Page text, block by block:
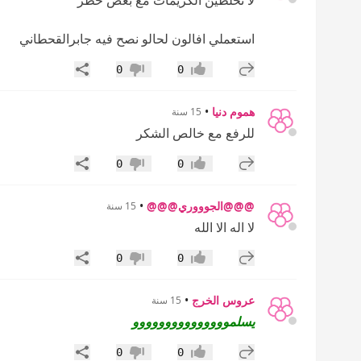
استعملي افالون لحالو نصح فيه جابرالقحطاني
إضافة رد جديد
إعجاب0 عدم إعجاب
0 مشاركة
هموم دنيا • 15 سنة
للرفع مع خالص الشكر
إضافة رد جديد
إعجاب0 عدم إعجاب
0 مشاركة
@@@الجوووري@@@ • 15 سنة
لا اله الا الله
إضافة رد جديد
إعجاب0 عدم إعجاب
0 مشاركة
عروس الخرج • 15 سنة
يسلمووووووووووووووو
إضافة رد جديد0
0 مشاركة